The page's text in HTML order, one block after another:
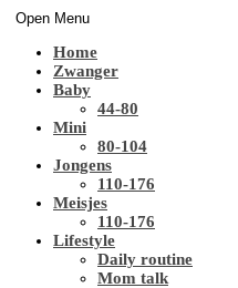
Open Menu
Home
Zwanger
Baby
44-80
Mini
80-104
Jongens
110-176
Meisjes
110-176
Lifestyle
Daily routine
Mom talk